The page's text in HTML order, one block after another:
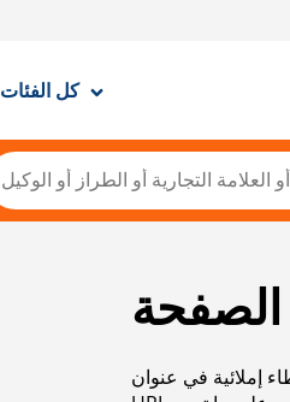
كل الفئات
الصفحة
إملائية في عنوان